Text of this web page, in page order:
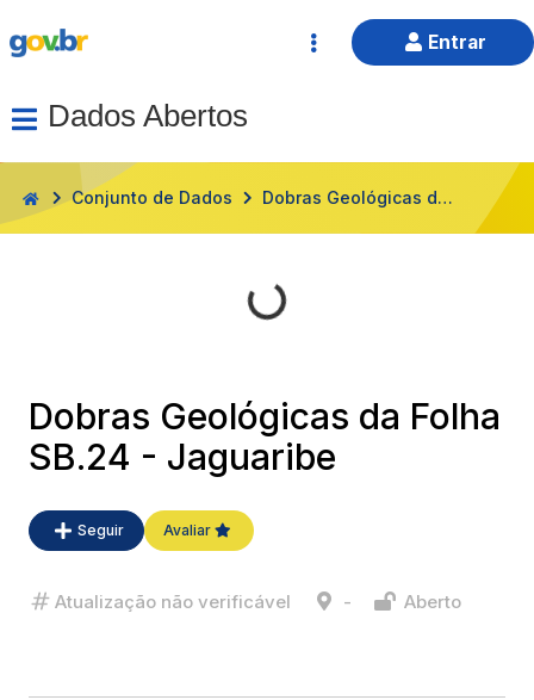
Entrar
Dados Abertos
HOME Conjunto de Dados Dobras Geológicas da Folha SB.24 - Jaguaribe
Carregando...
Dobras Geológicas da Folha
SB.24 - Jaguaribe
Seguir Avaliar
Atualização não verificável - Aberto